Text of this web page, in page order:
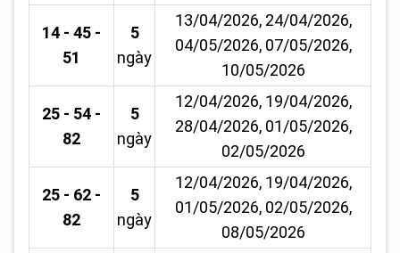
14 - 45 -
51
5
ngày
13/04/2026, 24/04/2026,
04/05/2026, 07/05/2026,
10/05/2026
25 - 54 -
82
5
ngày
12/04/2026, 19/04/2026,
28/04/2026, 01/05/2026,
02/05/2026
25 - 62 -
82
5
ngày
12/04/2026, 19/04/2026,
01/05/2026, 02/05/2026,
08/05/2026